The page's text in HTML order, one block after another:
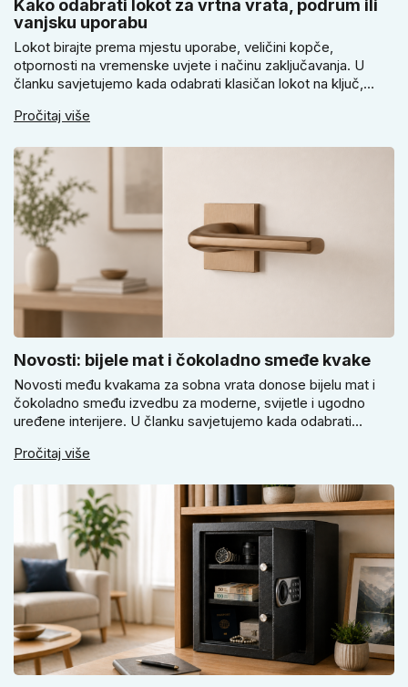
Kako odabrati lokot za vrtna vrata, podrum ili
vanjsku uporabu
Lokot birajte prema mjestu uporabe, veličini kopče,
otpornosti na vremenske uvjete i načinu zaključavanja. U
članku savjetujemo kada odabrati klasičan lokot na ključ,
vrtnih vrata, podruma ili vrtne kućice ne isplati voditi samo
Pročitaj više
Novosti: bijele mat i čokoladno smeđe kvake
Novosti među kvakama za sobna vrata donose bijelu mat i
čokoladno smeđu izvedbu za moderne, svijetle i ugodno
uređene interijere. U članku savjetujemo kada odabrati
i kako birati između okrugle i kvadratne rozete prema stilu
Pročitaj više